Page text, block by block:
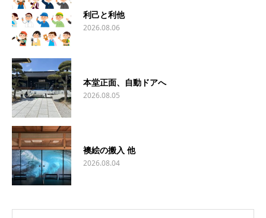
利己と利他
2026.08.06
本堂正面、自動ドアへ
2026.08.05
襖絵の搬入 他
2026.08.04